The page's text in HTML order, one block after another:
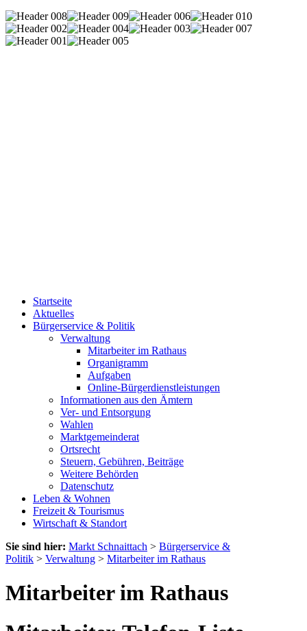
Startseite
Aktuelles
Bürgerservice & Politik
Verwaltung
Mitarbeiter im Rathaus
Organigramm
Aufgaben
Online-Bürgerdienstleistungen
Informationen aus den Ämtern
Ver- und Entsorgung
Wahlen
Marktgemeinderat
Ortsrecht
Steuern, Gebühren, Beiträge
Weitere Behörden
Datenschutz
Leben & Wohnen
Freizeit & Tourismus
Wirtschaft & Standort
Sie sind hier: Markt Schnaittach > Bürgerservice &
Politik > Verwaltung > Mitarbeiter im Rathaus
Mitarbeiter im Rathaus